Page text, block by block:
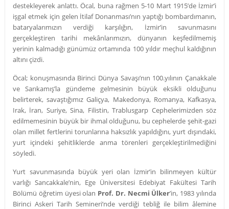
destekleyerek anlattı. Öcal, buna rağmen 5-10 Mart 1915’de İzmir’i
işgal etmek için gelen İtilaf Donanması’nın yaptığı bombardımanın,
bataryalarımızın verdiği karşılığın, İzmir’in savunmasını
gerçekleştiren tarihi mekânlarımızın, dünyanın keşfedilmemiş
yerinin kalmadığı günümüz ortamında 100 yıldır meçhul kaldığının
altını çizdi.
Öcal; konuşmasında Birinci Dünya Savaşı’nın 100.yılının Çanakkale
ve Sarıkamış’la gündeme gelmesinin büyük eksikli olduğunu
belirterek, savaştığımız Galiçya, Makedonya, Romanya, Kafkasya,
Irak, İran, Suriye, Sina, Filistin, Trablusgarp Cephelerimizden söz
edilmemesinin büyük bir ihmal olduğunu, bu cephelerde şehit-gazi
olan millet fertlerini torunlarına haksızlık yapıldığını, yurt dışındaki,
yurt içindeki şehitliklerde anma törenleri gerçekleştirilmediğini
söyledi.
Yurt savunmasında büyük yeri olan İzmir’in bilinmeyen kültür
varlığı Sancakkale’nin, Ege Üniversitesi Edebiyat Fakültesi Tarih
Bölümü öğretim üyesi olan Prof. Dr. Necmi Ülker’in, 1983 yılında
Birinci Askeri Tarih Semineri’nde verdiği tebliğ ile bilim âlemine